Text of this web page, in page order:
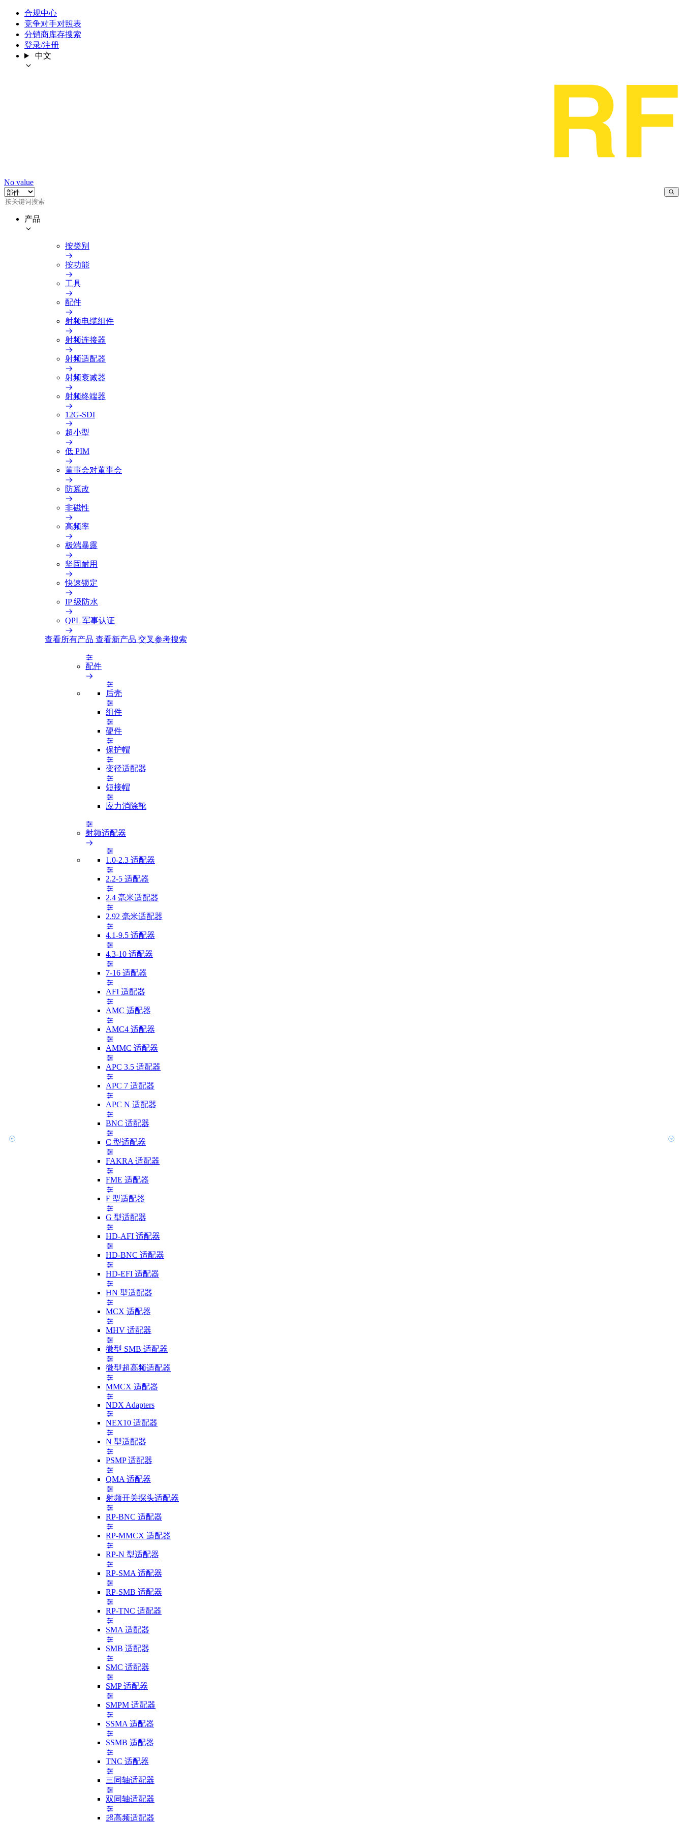
合规中心
竞争对手对照表
分销商库存搜索
登录/注册
中文
No value
产品
按类别
按功能
工具
配件
射频电缆组件
射频连接器
射频适配器
射频衰减器
射频终端器
12G-SDI
超小型
低 PIM
董事会对董事会
防篡改
非磁性
高频率
极端暴露
坚固耐用
快速锁定
IP 级防水
QPL 军事认证
查看所有产品 查看新产品 交叉参考搜索
配件
后壳
组件
硬件
保护帽
变径适配器
短接帽
应力消除靴
射频适配器
1.0-2.3 适配器
2.2-5 适配器
2.4 毫米适配器
2.92 毫米适配器
4.1-9.5 适配器
4.3-10 适配器
7-16 适配器
AFI 适配器
AMC 适配器
AMC4 适配器
AMMC 适配器
APC 3.5 适配器
APC 7 适配器
APC N 适配器
BNC 适配器
C 型适配器
FAKRA 适配器
FME 适配器
F 型适配器
G 型适配器
HD-AFI 适配器
HD-BNC 适配器
HD-EFI 适配器
HN 型适配器
MCX 适配器
MHV 适配器
微型 SMB 适配器
微型超高频适配器
MMCX 适配器
NDX Adapters
NEX10 适配器
N 型适配器
PSMP 适配器
QMA 适配器
射频开关探头适配器
RP-BNC 适配器
RP-MMCX 适配器
RP-N 型适配器
RP-SMA 适配器
RP-SMB 适配器
RP-TNC 适配器
SMA 适配器
SMB 适配器
SMC 适配器
SMP 适配器
SMPM 适配器
SSMA 适配器
SSMB 适配器
TNC 适配器
三同轴适配器
双同轴适配器
超高频适配器